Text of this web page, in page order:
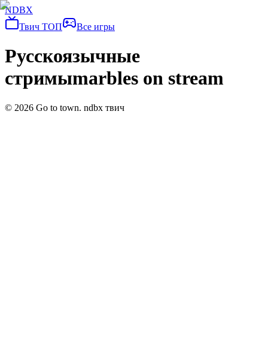
NDBX
Твич ТОП
Все игры
Русскоязычные
стримыmarbles on stream
© 2026 Go to town. ndbx твич